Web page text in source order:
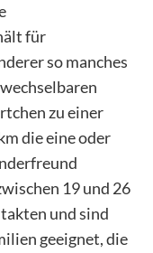
für
so manches
zu einer
die eine oder
19 und 26
und sind
geeignet, die